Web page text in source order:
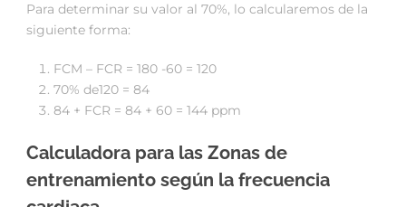
Para determinar su valor al 70%, lo calcularemos de la
siguiente forma:
FCM – FCR = 180 -60 = 120
70% de120 = 84
84 + FCR = 84 + 60 = 144 ppm
Calculadora para las Zonas de
entrenamiento según la frecuencia